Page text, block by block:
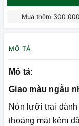
Mua thêm
MÔ TẢ
Mô tả:
Giao màu ngẫu
Nón lưỡi trai
thoáng mát kèm